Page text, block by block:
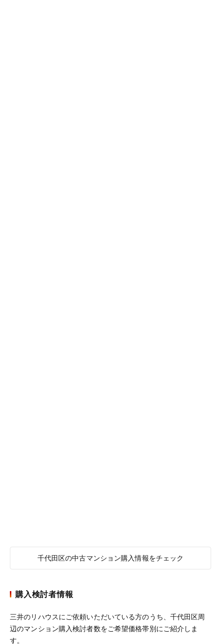
千代田区の中古マンション購入情報をチェック
購入検討者情報
三井のリハウスにご依頼いただいている方のうち、千代田区周
辺のマンション購入検討者数をご希望価格帯別にご紹介しま
す。